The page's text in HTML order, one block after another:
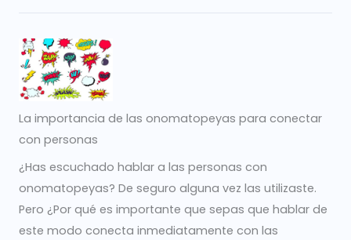
La importancia de las onomatopeyas para conectar
con personas
¿Has escuchado hablar a las personas con
onomatopeyas? De seguro alguna vez las utilizaste.
Pero ¿Por qué es importante que sepas que hablar de
este modo conecta inmediatamente con las